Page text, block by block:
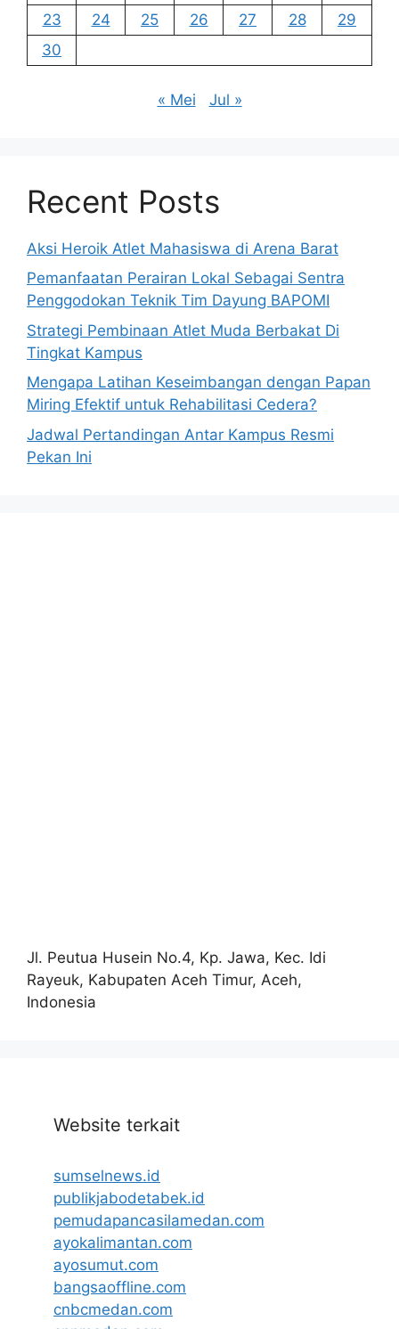
23
24 25 26 27 28
29
30
« Mei Jul »
Recent Posts
Aksi Heroik Atlet Mahasiswa di Arena Barat
Pemanfaatan Perairan Lokal Sebagai Sentra
Penggodokan Teknik Tim Dayung BAPOMI
Strategi Pembinaan Atlet Muda Berbakat Di
Tingkat Kampus
Mengapa Latihan Keseimbangan dengan Papan
Miring Efektif untuk Rehabilitasi Cedera?
Jadwal Pertandingan Antar Kampus Resmi
Pekan Ini
Jl. Peutua Husein No.4, Kp. Jawa, Kec. Idi
Rayeuk, Kabupaten Aceh Timur, Aceh,
Indonesia
Website terkait
sumselnews.id
publikjabodetabek.id
pemudapancasilamedan.com
ayokalimantan.com
ayosumut.com
bangsaoffline.com
cnbcmedan.com